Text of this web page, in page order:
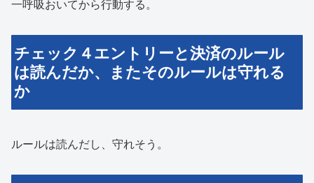
一呼吸おいてから行動する。
チェック４エントリーと決済のルール
は読んだか、またそのルールは守れる
か
ルールは読んだし、守れそう。